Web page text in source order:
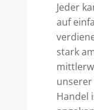
Jeder
auf
stark
Handel